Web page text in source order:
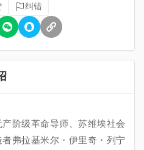
纠错
阶级革命导师、苏维埃社会
弗拉基米尔・伊里奇・列宁